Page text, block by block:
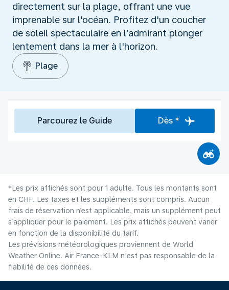
directement sur la plage, offrant une vue
imprenable sur l'océan. Profitez d'un coucher
de soleil spectaculaire en l’admirant plonger
lentement dans la mer à l'horizon.
Plage
Parcourez le Guide Dès *
*Les prix affichés sont pour 1 adulte. Tous les montants sont
en CHF. Les taxes et les suppléments sont compris. Aucun
frais de réservation n’est applicable, mais un supplément peut
s’appliquer pour le paiement. Les prix affichés peuvent varier
en fonction de la disponibilité du tarif.
Les prévisions météorologiques proviennent de World
Weather Online. Air France-KLM n'est pas responsable de la
fiabilité de ces données.